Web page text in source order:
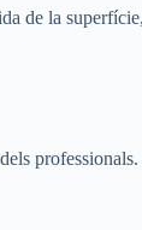
de la
professionals.